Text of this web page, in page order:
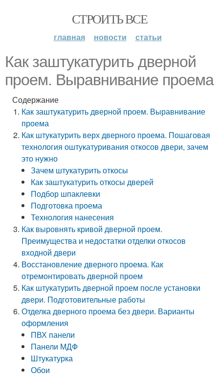
СТРОИТЬ ВСЕ
главная новости статьи
Как заштукатурить дверной
проем. Выравнивание проема
Содержание
Как заштукатурить дверной проем. Выравнивание
проема
Как штукатурить верх дверного проема. Пошаговая
технология оштукатуривания откосов двери, зачем
это нужно
Зачем штукатурить откосы
Как заштукатурить откосы дверей
Подбор шпаклевки
Подготовка проема
Технология нанесения
Как выровнять кривой дверной проем.
Преимущества и недостатки отделки откосов
входной двери
Восстановление дверного проема. Как
отремонтировать дверной проем
Как штукатурить дверной проем после установки
двери. Подготовительные работы
Отделка дверного проема без двери. Варианты
оформления
ПВХ панели
Панели МДФ
Штукатурка
Обои